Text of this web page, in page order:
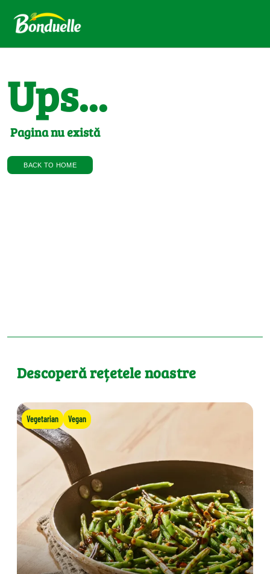
Ups...
Pagina nu există
BACK TO HOME
Descoperă rețetele noastre
Vegetarian Vegan